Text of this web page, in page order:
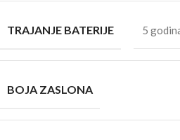
TRAJANJE BATERIJE 5
BOJA ZASLONA